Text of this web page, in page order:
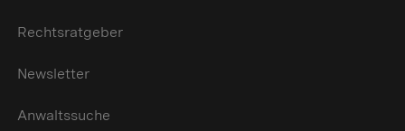
Rechtsratgeber
Newsletter
Anwaltssuche